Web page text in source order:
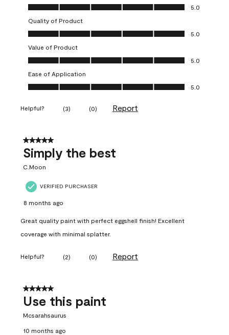
Overall Appearance, 5.0 out of 5
5.0
Quality of Product
Quality of Product, 5.0 out of 5
5.0
Value of Product
Value of Product, 5.0 out of 5
5.0
Ease of Application
Ease of Application, 5.0 out of 5
5.0
Helpful? (3) (0) Report
5 out of 5 stars.
Simply the best
C.Moon
VERIFIED PURCHASER
8 months ago
Great quality paint with perfect eggshell finish! Excellent
coverage with minimal splatter.
Helpful? (2) (0) Report
5 out of 5 stars.
Use this paint
Mcsarahsaurus
10 months ago